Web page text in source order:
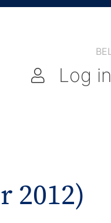
Log in
2012)